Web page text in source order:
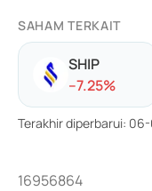
SAHAM TERKAIT
SHIP
--7.25%
Terakhir diperbarui: 06-
16956864